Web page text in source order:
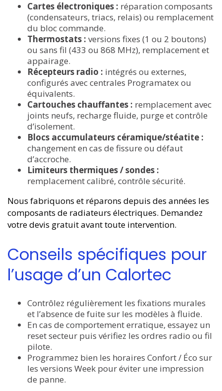
Cartes électroniques : réparation composants
(condensateurs, triacs, relais) ou remplacement
du bloc commande.
Thermostats : versions fixes (1 ou 2 boutons)
ou sans fil (433 ou 868 MHz), remplacement et
appairage.
Récepteurs radio : intégrés ou externes,
configurés avec centrales Programatex ou
équivalents.
Cartouches chauffantes : remplacement avec
joints neufs, recharge fluide, purge et contrôle
d’isolement.
Blocs accumulateurs céramique/stéatite :
changement en cas de fissure ou défaut
d’accroche.
Limiteurs thermiques / sondes :
remplacement calibré, contrôle sécurité.
Nous fabriquons et réparons depuis des années les
composants de radiateurs électriques. Demandez
votre devis gratuit avant toute intervention.
Conseils spécifiques pour
l’usage d’un Calortec
Contrôlez régulièrement les fixations murales
et l’absence de fuite sur les modèles à fluide.
En cas de comportement erratique, essayez un
reset secteur puis vérifiez les ordres radio ou fil
pilote.
Programmez bien les horaires Confort / Éco sur
les versions Week pour éviter une impression
de panne.